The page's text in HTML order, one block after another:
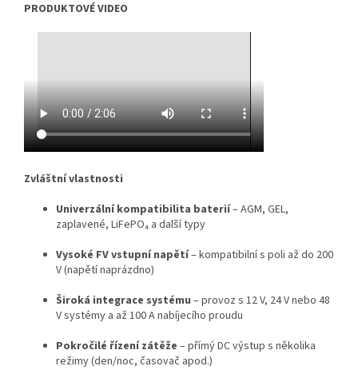
PRODUKTOVÉ VIDEO
Zvláštní vlastnosti
Univerzální kompatibilita baterií– AGM, GEL,
zaplavené, LiFePO₄ a další typy
Vysoké FV vstupní napětí– kompatibilní s poli až do 200
V (napětí naprázdno)
Široká integrace systému – provoz s 12 V, 24 V nebo 48
V systémy a až 100 A nabíjecího proudu
Pokročilé řízení zátěže – přímý DC výstup s několika
režimy (den/noc, časovač apod.)